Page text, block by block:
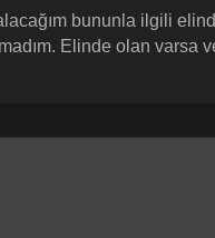
bununla ilgili
Elinde olan varsa